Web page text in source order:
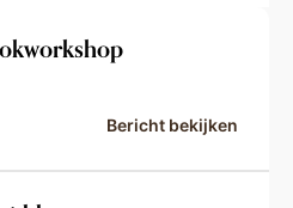
Bericht bekijken